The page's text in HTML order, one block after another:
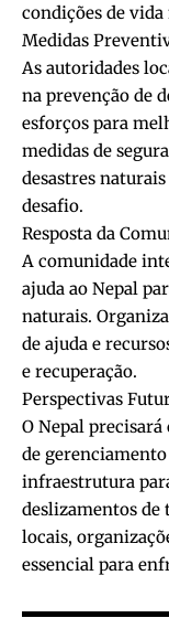
condições de vida
Medidas
As autoridades
na prevenção de
esforços para
medidas de
desastres
desafio.
Resposta da
A comunidade
ajuda ao Nepal
naturais.
de ajuda e
e recuperação.
Perspectivas
O Nepal
de
infraestrutura
deslizamentos de
locais,
essencial para